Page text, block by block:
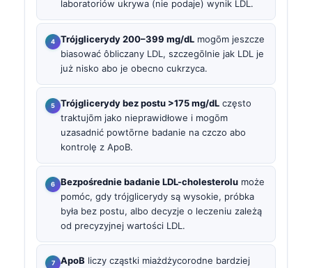
laboratoriów ukrywa (nie podaje) wynik LDL.
Trójglicerydy 200–399 mg/dL mogōm jeszcze
biasować ôbliczany LDL, szczegōlnie jak LDL je
już nisko abo je obecno cukrzyca.
Trójglicerydy bez postu >175 mg/dL często
traktujōm jako nieprawidłowe i mogōm
uzasadnić powtōrne badanie na czczo abo
kontrolę z ApoB.
Bezpośrednie badanie LDL-cholesterolu może
pomóc, gdy trójglicerydy są wysokie, próbka
była bez postu, albo decyzje o leczeniu zależą
od precyzyjnej wartości LDL.
ApoB liczy cząstki miażdżycorodne bardziej